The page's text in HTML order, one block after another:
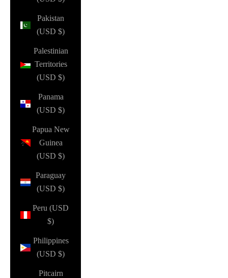
Pakistan
(USD $)
Palestinian
Territories
(USD $)
Panama
(USD $)
Papua New
Guinea
(USD $)
Paraguay
(USD $)
Peru (USD
$)
Philippines
(USD $)
Pitcairn